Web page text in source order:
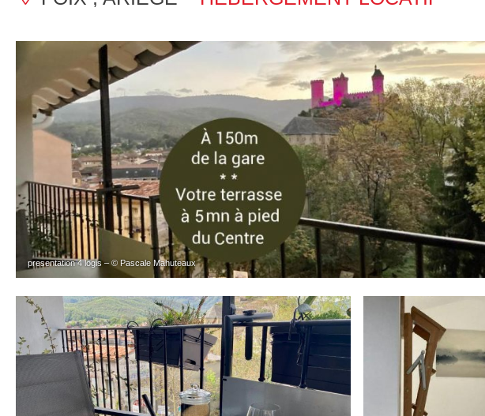
presentation 4 logis – © Pascale Mahuteaux